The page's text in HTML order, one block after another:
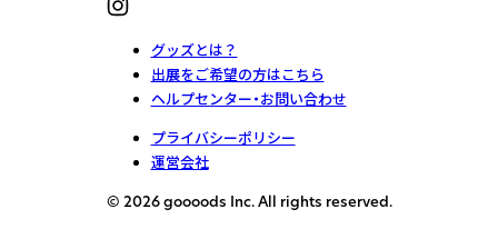
グッズとは？
出展をご希望の方はこちら
ヘルプセンター・お問い合わせ
プライバシーポリシー
運営会社
© 2026 goooods Inc. All rights reserved.